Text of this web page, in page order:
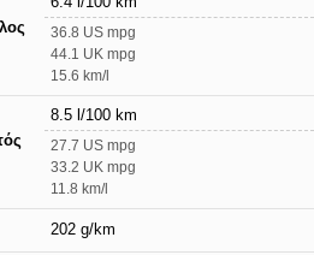
36.8 US mpg
44.1 UK mpg
15.6 km/l
8.5 l/100 km
27.7 US mpg
33.2 UK mpg
11.8 km/l
202 g/km